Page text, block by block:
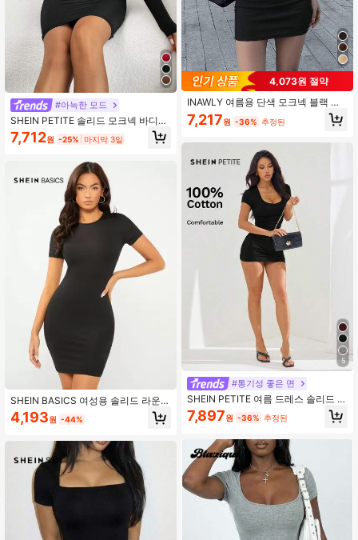
#아늑한 모드
SHEIN PETITE 솔리드 모크넥 바디콘
블랙 드레스, 비즈니스 캐주얼 여성,
페티트 여성
7,712원 -25% 마지막 3일
SHEIN BASICS 여성용 솔리드 라운드
넥 바디콘 드레스 여름 아웃핏
4,193원 -44%
4,073원 절약
INAWLY 여름용 단색 모크넥 블랙 바
디콘 미니 드레스
7,217원 -36% 추정된
5
#통기성 좋은 면
SHEIN PETITE 여름 드레스 솔리드 러
쉬드 바디콘 드레스,쁘띠 여성
7,897원 -36% 추정된